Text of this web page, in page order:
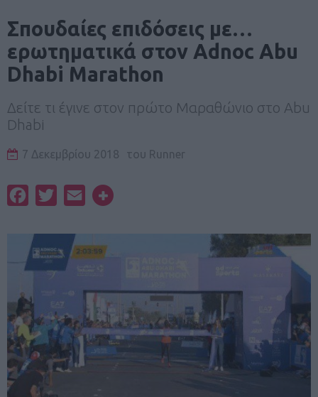
Σπουδαίες επιδόσεις με…
ερωτηματικά στον Adnoc Abu
Dhabi Marathon
Δείτε τι έγινε στον πρώτο Μαραθώνιο στο Abu
Dhabi
7 Δεκεμβρίου 2018 του Runner
FacebookTwitterEmail